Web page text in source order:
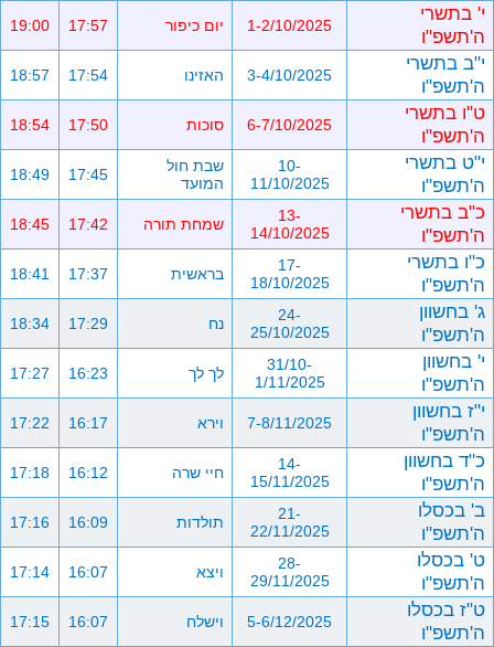
י' בתשרי
ה'תשפ"ו
1-2/10/2025 יום כיפור 17:57
19:00
י"ב בתשרי
ה'תשפ"ו
3-4/10/2025 האזינו 17:54
18:57
ט"ו בתשרי
ה'תשפ"ו
6-7/10/2025 סוכות 17:50
18:54
י"ט בתשרי
ה'תשפ"ו
10-
11/10/2025
שבת חול
המועד
17:45
18:49
כ"ב בתשרי
ה'תשפ"ו
13-
14/10/2025
שמחת תורה 17:42
18:45
כ"ו בתשרי
ה'תשפ"ו
17-
18/10/2025
בראשית 17:37
18:41
ג' בחשוון
ה'תשפ"ו
24-
25/10/2025
נח 17:29
18:34
י' בחשוון
ה'תשפ"ו
31/10-
1/11/2025
לך לך 16:23
17:27
י"ז בחשוון
ה'תשפ"ו
7-8/11/2025 וירא 16:17
17:22
כ"ד בחשוון
ה'תשפ"ו
14-
15/11/2025
חיי שרה 16:12
17:18
ב' בכסלו
ה'תשפ"ו
21-
22/11/2025
תולדות 16:09
17:16
ט' בכסלו
ה'תשפ"ו
28-
29/11/2025
ויצא 16:07
17:14
ט"ז בכסלו
ה'תשפ"ו
5-6/12/2025 וישלח 16:07
17:15